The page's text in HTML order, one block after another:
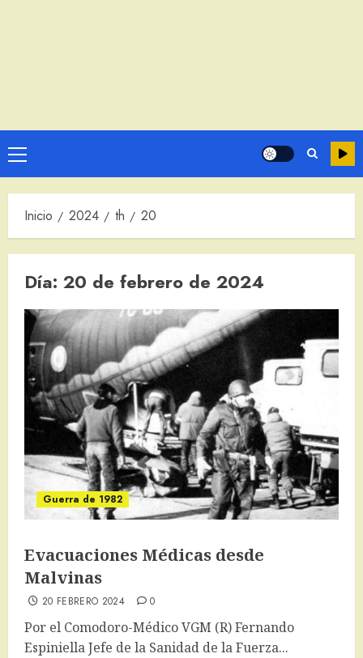
Menú
principal
Inicio 2024 th 20
Día: 20 de febrero de 2024
Guerra de 1982
Evacuaciones Médicas desde
Malvinas
20 FEBRERO 2024 0
Por el Comodoro-Médico VGM (R) Fernando
Espiniella Jefe de la Sanidad de la Fuerza...